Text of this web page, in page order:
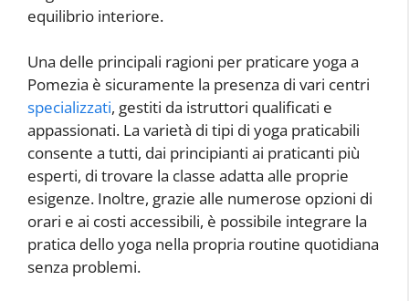
equilibrio interiore.
Una delle principali ragioni per praticare yoga a
Pomezia è sicuramente la presenza di vari centri
specializzati, gestiti da istruttori qualificati e
appassionati. La varietà di tipi di yoga praticabili
consente a tutti, dai principianti ai praticanti più
esperti, di trovare la classe adatta alle proprie
esigenze. Inoltre, grazie alle numerose opzioni di
orari e ai costi accessibili, è possibile integrare la
pratica dello yoga nella propria routine quotidiana
senza problemi.